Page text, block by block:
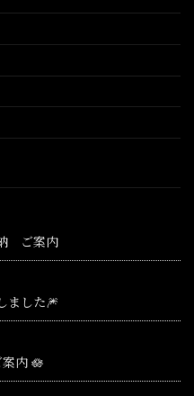
ご案内
ました🎆
内 🪷